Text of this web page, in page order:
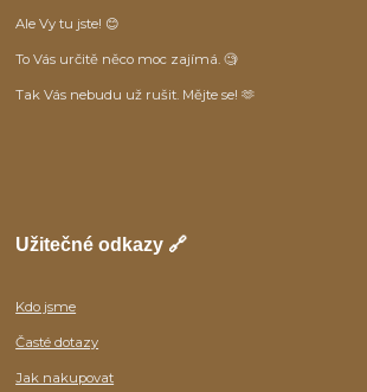
Ale Vy tu jste! 😊
To Vás určitě něco moc zajímá. 🧐
Tak Vás nebudu už rušit. Mějte se! 🫶
Užitečné odkazy 🔗
Kdo jsme
Časté dotazy
Jak nakupovat